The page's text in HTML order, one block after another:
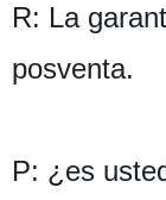
R: La
posventa.
P: ¿es